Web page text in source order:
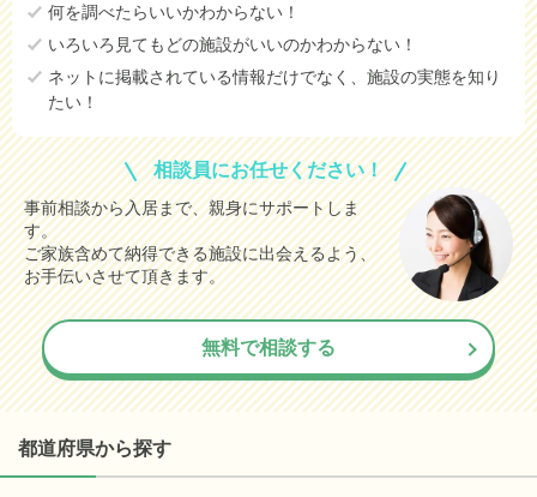
何を調べたらいいかわからない！
いろいろ見てもどの施設がいいのかわからない！
ネットに掲載されている情報だけでなく、施設の実態を知り
たい！
相談員にお任せください！
事前相談から入居まで、親身にサポートしま
す。
ご家族含めて納得できる施設に出会えるよう、
お手伝いさせて頂きます。
無料で相談する
都道府県から探す